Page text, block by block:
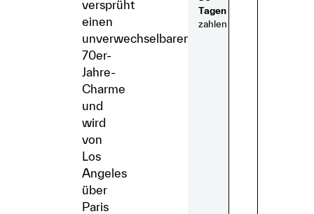
versprüht
einen
unverwechselbaren
70er-
Jahre-
Charme
und
wird
von
Los
Angeles
über
Paris
Tagen
zahlen